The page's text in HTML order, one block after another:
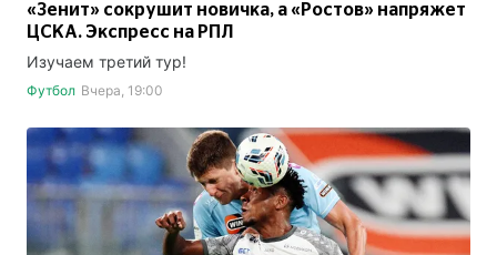
«Зенит» сокрушит новичка, а «Ростов» напряжет
ЦСКА. Экспресс на РПЛ
Изучаем третий тур!
Футбол Вчера, 19:00